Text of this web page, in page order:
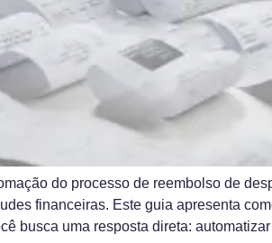
do processo de reembolso de
financeiras. Este guia apresenta
busca uma resposta direta: